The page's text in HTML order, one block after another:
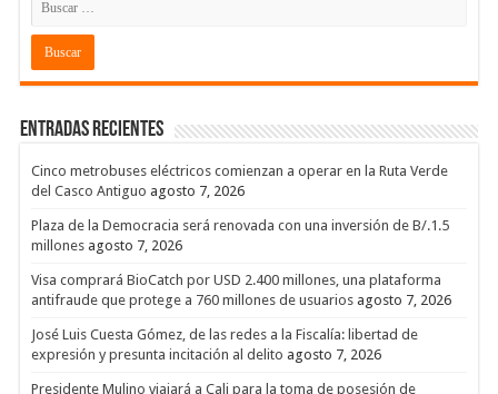
Entradas recientes
Cinco metrobuses eléctricos comienzan a operar en la Ruta Verde
del Casco Antiguo agosto 7, 2026
Plaza de la Democracia será renovada con una inversión de B/.1.5
millones agosto 7, 2026
Visa comprará BioCatch por USD 2.400 millones, una plataforma
antifraude que protege a 760 millones de usuarios agosto 7, 2026
José Luis Cuesta Gómez, de las redes a la Fiscalía: libertad de
expresión y presunta incitación al delito agosto 7, 2026
Presidente Mulino viajará a Cali para la toma de posesión de